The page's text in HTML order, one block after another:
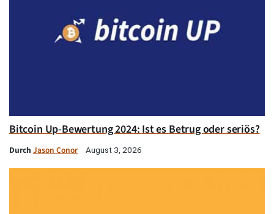
Bitcoin Up-Bewertung 2024: Ist es Betrug oder seriös?
Durch Jason Conor August 3, 2026